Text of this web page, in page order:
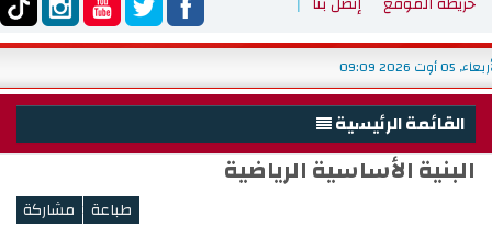
الأربعاء, 05 أوت 2026 09:09
القائمة الرئيسية
الرئيسية
البنية الأساسية الرياضية
<